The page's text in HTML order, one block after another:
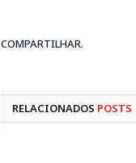
COMPARTILHAR.
RELACIONADOS POSTS